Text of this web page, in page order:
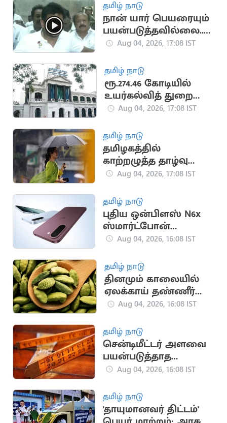
தமிழ் நாடு
நான் யார் பெயரையும்
பயன்படுத்தவில்லை..
உதயநிதி ஸ்டாலின்
Aug 04, 2026, 17:08 IST
தமிழ் நாடு
ரூ.274.46 கோடியில்
உயர்கல்வித் துறை
கட்டடங்கள் திறப்பு!
Aug 04, 2026, 17:08 IST
தமிழ் நாடு
தமிழகத்தில்
காற்றழுத்த தாழ்வு
நிலை: வானிலை
Aug 04, 2026, 17:08 IST
தமிழ் நாடு
புதிய ஒன்பிளஸ் N6x
ஸ்மார்ட்போன்
இந்தியாவில்
Aug 04, 2026, 16:08 IST
தமிழ் நாடு
தினமும் காலையில்
ஏலக்காய் தண்ணீர்
குடிச்சிப்பாருங்க
Aug 04, 2026, 16:08 IST
தமிழ் நாடு
சென்டிமீட்டர் அளவை
பயன்படுத்தாத
நாடுகள் தெரியுமா?
Aug 04, 2026, 16:08 IST
தமிழ் நாடு
'தாயுமானவர் திட்டம்'